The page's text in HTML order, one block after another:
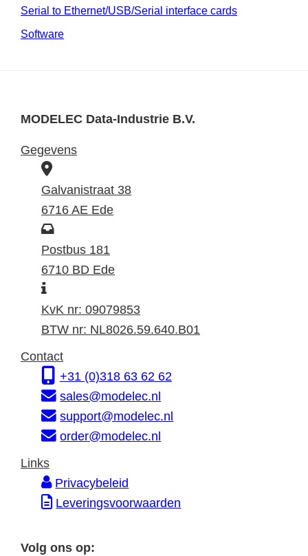
Serial to Ethernet/USB/Serial interface cards
Software
MODELEC Data-Industrie B.V.
Gegevens
B
e
z
o
e
k
d
r
s
Galvanistraat 38
6716 AE Ede
P
o
s
a
d
e
s
Postbus 181
6710 BD Ede
I
n
f
r
m
a
t
e
KvK nr: 09079853
BTW nr: NL8026.59.640.B01
Contact
+31 (0)318 63 62 62
sales@modelec.nl
support@modelec.nl
order@modelec.nl
Links
Privacybeleid
Leveringsvoorwaarden
Volg ons op: